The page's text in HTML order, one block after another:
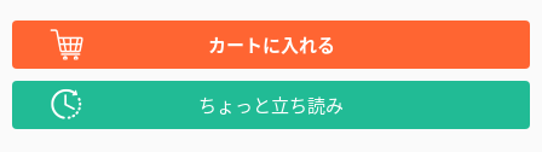
カートに入れる
ちょっと立ち読み